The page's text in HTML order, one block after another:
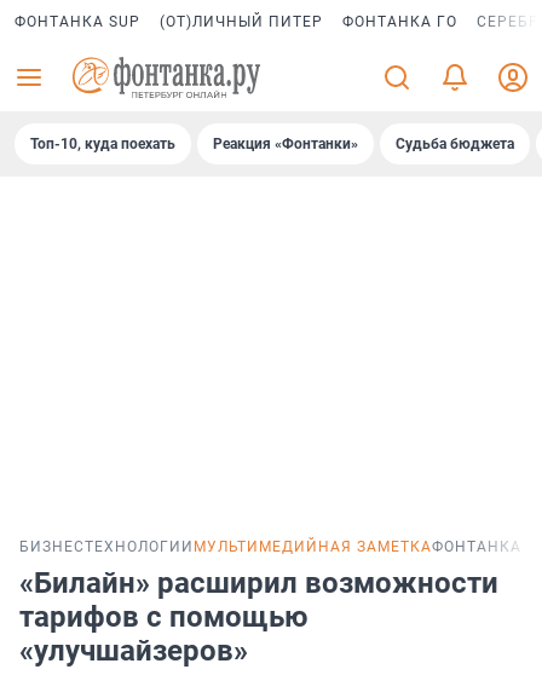
ФОНТАНКА SUP (ОТ)ЛИЧНЫЙ ПИТЕР ФОНТАНКА ГО
Топ-10, куда поехать Реакция «Фонтанки» Судьба бюджета
БИЗНЕСТЕХНОЛОГИИ МУЛЬТИМЕДИЙНАЯ ЗАМЕТКАФОНТАНКА
«Билайн» расширил возможности
тарифов с помощью
«улучшайзеров»